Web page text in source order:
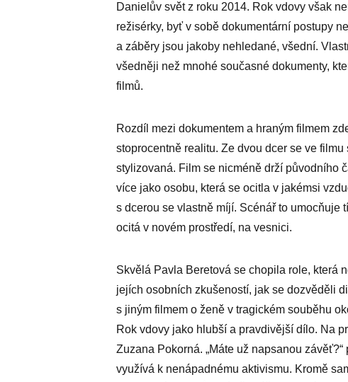
Danielův svět z roku 2014. Rok vdovy však
režisérky, byť v sobě dokumentární postupy
a záběry jsou jakoby nehledané, všední.
všedněji než mnohé současné dokumenty,
filmů.
Rozdíl mezi dokumentem a hraným filmem
stoprocentně realitu. Ze dvou dcer se ve
stylizovaná. Film se nicméně drží původního
více jako osobu, která se ocitla v jakémsi
s dcerou se vlastně míjí. Scénář to umocňuje
ocitá v novém prostředí, na vesnici.
Skvělá Pavla Beretová se chopila role, která
jejích osobních zkušeností, jak se dozvěděli
s jiným filmem o ženě v tragickém souběhu
Rok vdovy jako hlubší a pravdivější dílo. Na
Zuzana Pokorná. „Máte už napsanou
využívá k nenápadnému aktivismu. Kromě